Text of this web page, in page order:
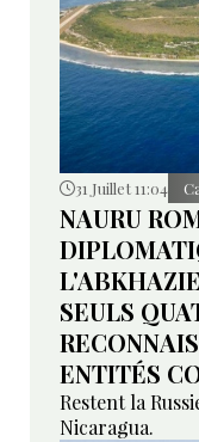
31 Juillet 11:04
NAURU
SEULS
ENTITÉS
Restent la
Nicaragua.